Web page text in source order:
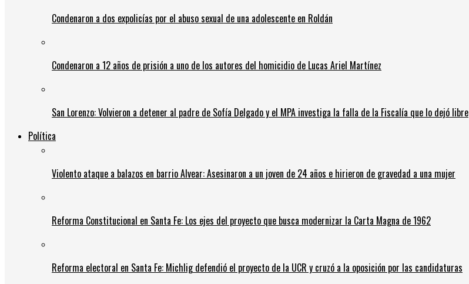
Condenaron a dos expolicías por el abuso sexual de una adolescente en Roldán
Condenaron a 12 años de prisión a uno de los autores del homicidio de Lucas Ariel Martínez
San Lorenzo: Volvieron a detener al padre de Sofía Delgado y el MPA investiga la falla de la Fiscalía que lo dejó libre
Política
Violento ataque a balazos en barrio Alvear: Asesinaron a un joven de 24 años e hirieron de gravedad a una mujer
Reforma Constitucional en Santa Fe: Los ejes del proyecto que busca modernizar la Carta Magna de 1962
Reforma electoral en Santa Fe: Michlig defendió el proyecto de la UCR y cruzó a la oposición por las candidaturas